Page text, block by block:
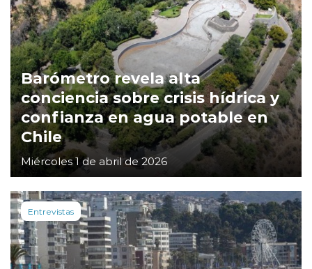
Barómetro revela alta
conciencia sobre crisis hídrica y
confianza en agua potable en
Chile
Miércoles 1 de abril de 2026
Entrevistas